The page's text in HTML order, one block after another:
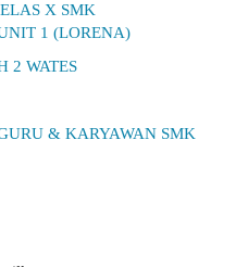
X SMK
1 (LORENA)
2 WATES
& KARYAWAN SMK